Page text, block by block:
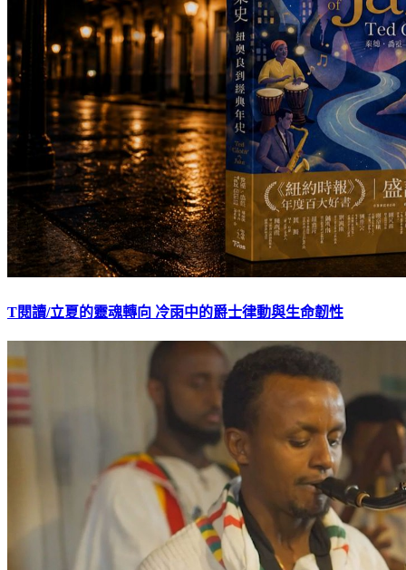
T閱讀/立夏的靈魂轉向 冷雨中的爵士律動與生命韌性